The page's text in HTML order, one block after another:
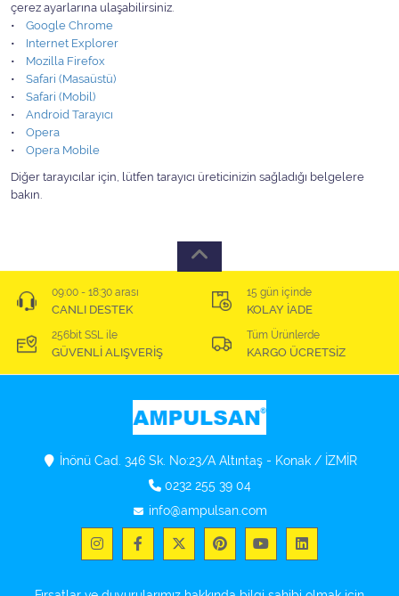
çerez ayarlarına ulaşabilirsiniz.
• Google Chrome
• Internet Explorer
• Mozilla Firefox
• Safari (Masaüstü)
• Safari (Mobil)
• Android Tarayıcı
• Opera
• Opera Mobile
Diğer tarayıcılar için, lütfen tarayıcı üreticinizin sağladığı belgelere
bakın.
09:00 - 18:30 arası
CANLI DESTEK
15 gün içinde
KOLAY İADE
256bit SSL ile
GÜVENLİ ALIŞVERİŞ
Tüm Ürünlerde
KARGO ÜCRETSİZ
İnönü Cad. 346 Sk. No:23/A Altıntaş - Konak / İZMİR
0232 255 39 04
info@ampulsan.com